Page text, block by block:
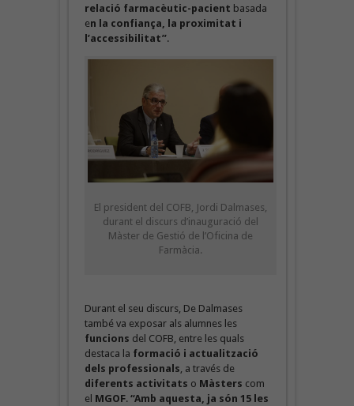
relació farmacèutic-pacient basada
en la confiança, la proximitat i
l’accessibilitat”.
El president del COFB, Jordi Dalmases,
durant el discurs d’inauguració del
Màster de Gestió de l’Oficina de
Farmàcia.
Durant el seu discurs, De Dalmases
també va exposar als alumnes les
funcions del COFB, entre les quals
destaca la formació i actualització
dels professionals, a través de
diferents activitats o Màsters com
el MGOF. “Amb aquesta, ja són 15 les